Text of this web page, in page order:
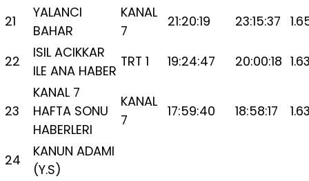
21
YALANCI
BAHAR
KANAL
7
21:20:19 23:15:37
22
ISIL ACIKKAR
ILE ANA HABER
TRT 1 19:24:47 20:00:18
23
KANAL 7
HAFTA SONU
HABERLERI
KANAL
7
17:59:40 18:58:17
24
KANUN ADAMI
(Y.S)